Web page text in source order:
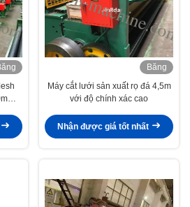
Băng
hình
Máy cắt lưới sản xuất rọ đá 4,5m
với độ chính xác cao
Nhận được giá tốt nhất